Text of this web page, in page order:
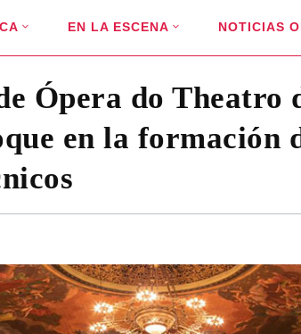
EN LA ESCENA NOTICIAS
Ópera do Theatro
en la formación